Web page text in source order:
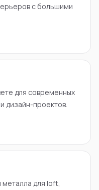
с большими
для современных
дизайн-проектов.
для loft,